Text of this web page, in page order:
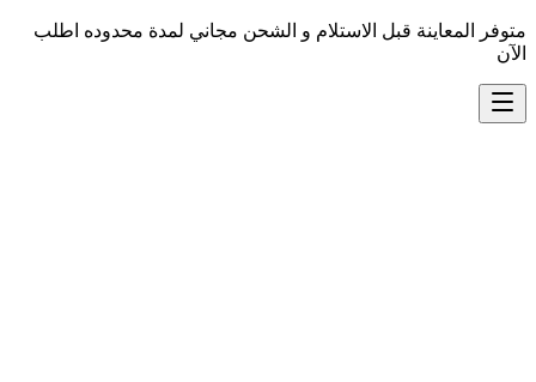
متوفر المعاينة قبل الاستلام و الشحن مجاني لمدة محدوده اطلب
الآن